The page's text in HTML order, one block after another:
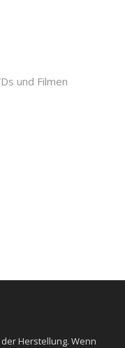
und Filmen
Herstellung. Wenn